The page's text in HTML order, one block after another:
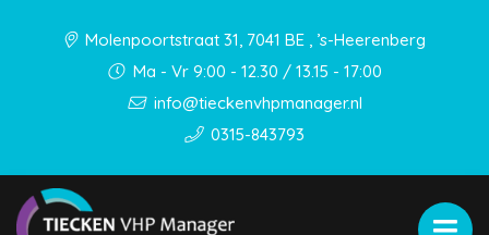
Molenpoortstraat 31, 7041 BE , ’s-Heerenberg
Ma - Vr 9:00 - 12.30 / 13.15 - 17:00
info@tieckenvhpmanager.nl
0315-843793